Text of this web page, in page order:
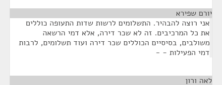
יורם שפירא
אני רוצה להבהיר. התשלומים לרשות שדות התעופה כוללים
את כל המרכיבים. זה לא שכר דירה, אלא דמי הרשאה
משולבים, בסיסיים הכוללים שכר דירה ועוד תשלומים, לרבות
דמי הפעילות - -
לאה ורון